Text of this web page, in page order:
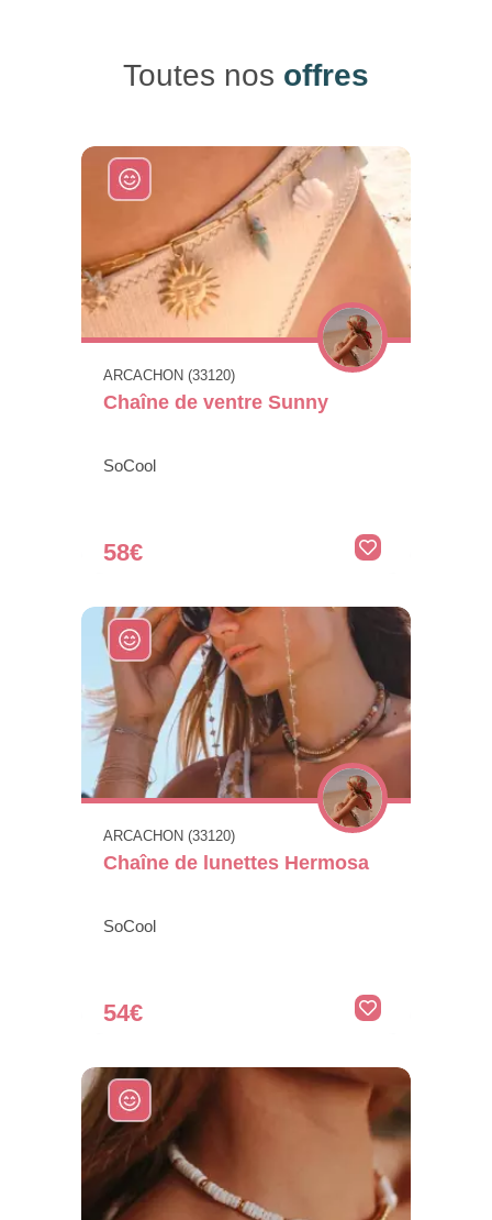
Toutes nos offres
ARCACHON (33120)
Chaîne de ventre Sunny
SoCool
58€
ARCACHON (33120)
Chaîne de lunettes Hermosa
SoCool
54€